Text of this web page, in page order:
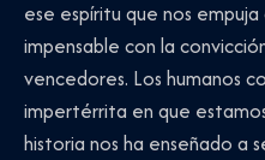
ese espíritu que nos
impensable con la
vencedores. Los humanos
impertérrita en que
historia nos ha enseñado a